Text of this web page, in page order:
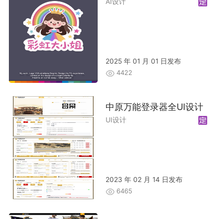
AI设计
2025 年 01 月 01 日发布
4422
中原万能登录器全UI设计
UI设计
2023 年 02 月 14 日发布
6465